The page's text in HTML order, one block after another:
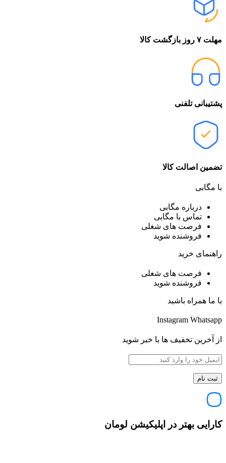
مهلت ۷ روز بازگشت کالا
پشتیبانی تلفنی
تضمین اصالت کالا
با مگابی
درباره مگابی
تماس با مگابی
فرصت های شغلی
فروشنده شوید
راهنمای خرید
فرصت های شغلی
فروشنده شوید
با ما همراه باشید
Instagram Whatsapp
از آخرین تخفیف ها با خبر شوید
کارایی بهتر در اپلیکیشن لومان